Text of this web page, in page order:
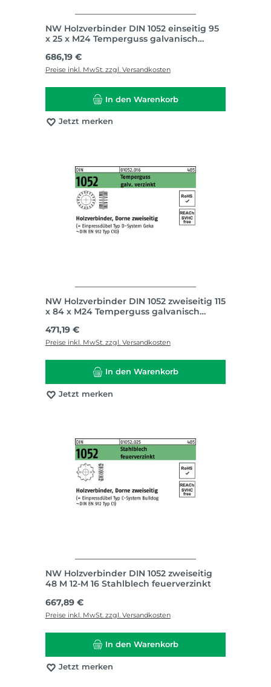
NW Holzverbinder DIN 1052 einseitig 95
x 25 x M24 Temperguss galvanisch
Regulärer Preis:
686,19 €
Preise inkl. MwSt. zzgl. Versandkosten
In den Warenkorb
Jetzt merken
NW Holzverbinder DIN 1052 zweiseitig 115
x 84 x M24 Temperguss galvanisch
Regulärer Preis:
471,19 €
Preise inkl. MwSt. zzgl. Versandkosten
In den Warenkorb
Jetzt merken
NW Holzverbinder DIN 1052 zweiseitig
48 M 12-M 16 Stahlblech feuerverzinkt
Regulärer Preis:
667,89 €
Preise inkl. MwSt. zzgl. Versandkosten
In den Warenkorb
Jetzt merken